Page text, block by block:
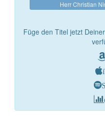
Herr Christian
Füge den Titel jetzt